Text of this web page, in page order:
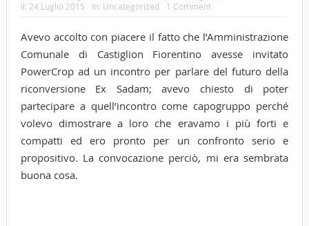
il: 24 Luglio 2015 In: Uncategorized 1 Comment
Avevo accolto con piacere il fatto che l’Amministrazione
Comunale di Castiglion Fiorentino avesse invitato
PowerCrop ad un incontro per parlare del futuro della
riconversione Ex Sadam; avevo chiesto di poter
partecipare a quell’incontro come capogruppo perché
volevo dimostrare a loro che eravamo i più forti e
compatti ed ero pronto per un confronto serio e
propositivo. La convocazione perciò, mi era sembrata
buona cosa.